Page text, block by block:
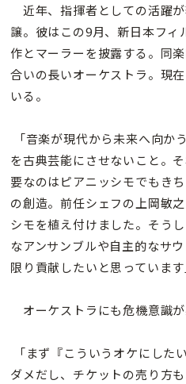
近年、指揮者としての活躍
譲。彼はこの9月、新日本フ
作とマーラーを披露する。同
合いの長いオーケストラ。現
いる。
「音楽が現代から未来へ向か
を古典芸能にさせないこと。
要なのはピアニッシモでもき
の創造。前任シェフの上岡敏
シモを植え付けました。そう
なアンサンブルや自主的なサ
限り貢献したいと思っています
オーケストラにも危機意識が
「まず『こういうオケにした
ダメだし、チケットの売り方